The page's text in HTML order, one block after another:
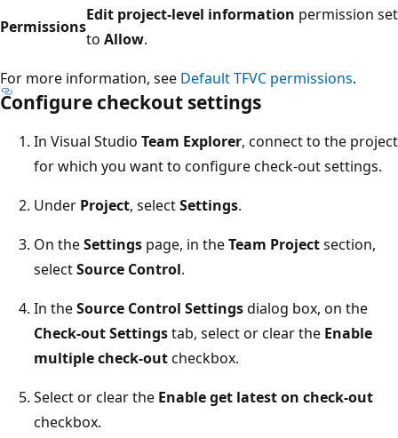
Permissions
Edit project-level informationpermission
toAllow
For more information, seeDefault TFVC permissions
Configure checkout settings
In Visual StudioTeam Explorer, connect to the
for which you want to configure check-out settings.
UnderProject, selectSettings
On theSettingspage, in theTeam Projectsection,
selectSource Control
In theSource Control Settingsdialog box, on the
Check-out Settingstab, select or clear theEnable
multiple check-outcheckbox.
Select or clear theEnable get latest on check-out
checkbox.